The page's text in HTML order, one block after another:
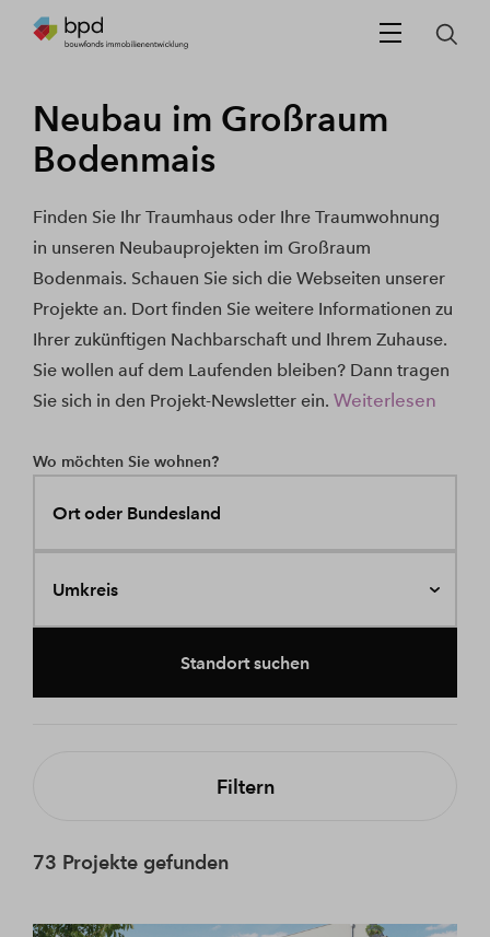
Neubau im Großraum
Bodenmais
Finden Sie Ihr Traumhaus oder Ihre Traumwohnung
in unseren Neubauprojekten im Großraum
Bodenmais. Schauen Sie sich die Webseiten unserer
Projekte an. Dort finden Sie weitere Informationen zu
Ihrer zukünftigen Nachbarschaft und Ihrem Zuhause.
Sie wollen auf dem Laufenden bleiben? Dann tragen
Sie sich in den Projekt-Newsletter ein. Weiterlesen
Wo möchten Sie wohnen?
Ort oder Bundesland
Umkreis
Standort suchen
Filtern
73 Projekte gefunden